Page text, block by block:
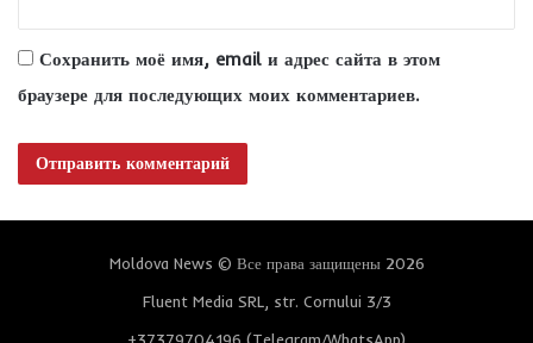
Сохранить моё имя, email и адрес сайта в этом
браузере для последующих моих комментариев.
Moldova News © Все права защищены 2026
Fluent Media SRL, str. Cornului 3/3
+37379704196 (Telegram/WhatsApp)